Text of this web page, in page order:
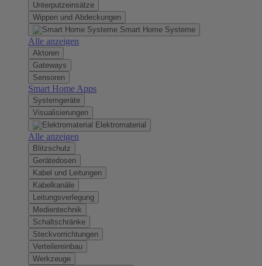
Unterputzeinsätze
Wippen und Abdeckungen
Smart Home Systeme
Alle anzeigen
Aktoren
Gateways
Sensoren
Smart Home Apps
Systemgeräte
Visualisierungen
Elektromaterial
Alle anzeigen
Blitzschutz
Gerätedosen
Kabel und Leitungen
Kabelkanäle
Leitungsverlegung
Medientechnik
Schaltschränke
Steckvorrichtungen
Verteilereinbau
Werkzeuge